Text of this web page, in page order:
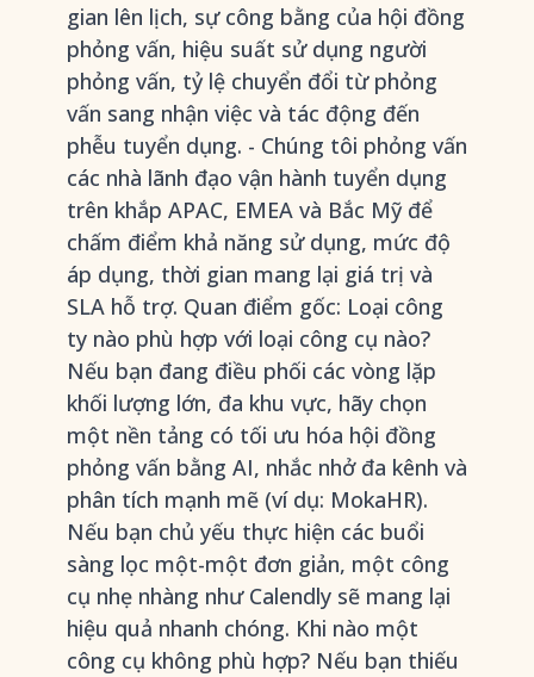
gian lên lịch, sự công bằng của hội đồng
phỏng vấn, hiệu suất sử dụng người
phỏng vấn, tỷ lệ chuyển đổi từ phỏng
vấn sang nhận việc và tác động đến
phễu tuyển dụng. - Chúng tôi phỏng vấn
các nhà lãnh đạo vận hành tuyển dụng
trên khắp APAC, EMEA và Bắc Mỹ để
chấm điểm khả năng sử dụng, mức độ
áp dụng, thời gian mang lại giá trị và
SLA hỗ trợ. Quan điểm gốc: Loại công
ty nào phù hợp với loại công cụ nào?
Nếu bạn đang điều phối các vòng lặp
khối lượng lớn, đa khu vực, hãy chọn
một nền tảng có tối ưu hóa hội đồng
phỏng vấn bằng AI, nhắc nhở đa kênh và
phân tích mạnh mẽ (ví dụ: MokaHR).
Nếu bạn chủ yếu thực hiện các buổi
sàng lọc một-một đơn giản, một công
cụ nhẹ nhàng như Calendly sẽ mang lại
hiệu quả nhanh chóng. Khi nào một
công cụ không phù hợp? Nếu bạn thiếu